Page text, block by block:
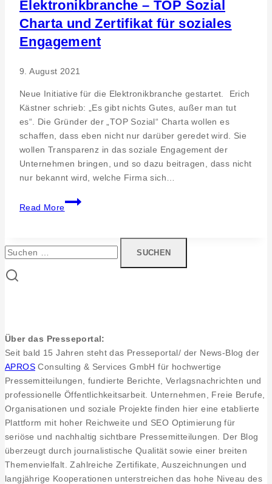
Elektronikbranche – TOP Sozial
Charta und Zertifikat für soziales
Engagement
9. August 2021
Neue Initiative für die Elektronikbranche gestartet. Erich
Kästner schrieb: „Es gibt nichts Gutes, außer man tut
es“. Die Gründer der „TOP Sozial“ Charta wollen es
schaffen, dass eben nicht nur darüber geredet wird. Sie
wollen Transparenz in das soziale Engagement der
Unternehmen bringen, und so dazu beitragen, dass nicht
nur bekannt wird, welche Firma sich…
Read More
SMT
Magazin
Elektronikbranche
Zertifikat
für
soziales
Engagement
Suchen
nach:
Über das Presseportal:
Seit bald 15 Jahren steht das Presseportal/ der News-Blog der
APROS Consulting & Services GmbH für hochwertige
Pressemitteilungen, fundierte Berichte, Verlagsnachrichten und
professionelle Öffentlichkeitsarbeit. Unternehmen, Freie Berufe,
Organisationen und soziale Projekte finden hier eine etablierte
Plattform mit hoher Reichweite und SEO Optimierung für
seriöse und nachhaltig sichtbare Pressemitteilungen. Der Blog
überzeugt durch journalistische Qualität sowie einer breiten
Themenvielfalt. Zahlreiche Zertifikate, Auszeichnungen und
langjährige Kooperationen unterstreichen das hohe Niveau des